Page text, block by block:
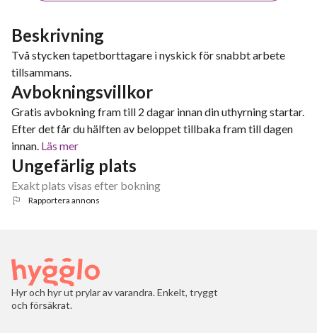
Beskrivning
Två stycken tapetborttagare i nyskick för snabbt arbete
tillsammans.
Avbokningsvillkor
Gratis avbokning fram till 2 dagar innan din uthyrning startar.
Efter det får du hälften av beloppet tillbaka fram till dagen
innan. Läs mer
Ungefärlig plats
Exakt plats visas efter bokning
Rapportera annons
Hyr och hyr ut prylar av varandra. Enkelt, tryggt
och försäkrat.